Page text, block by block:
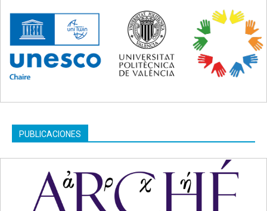
PUBLICACIONES